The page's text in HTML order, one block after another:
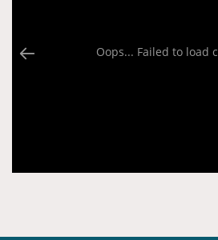
Oops... Failed to load